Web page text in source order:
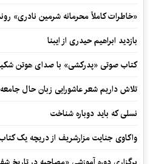
«خاطرات کاملاً محرمانه شرمین نادری»
بازدید ابراهیم حیدری از ایبنا
کتاب صوتی «پدرکشی» با صدای هوتن
تلاش داریم شعر عاشورایی زبان حال
نسلی که باید دوباره شناخت
واکاوی جنایت مزارشریف از دریچه یک